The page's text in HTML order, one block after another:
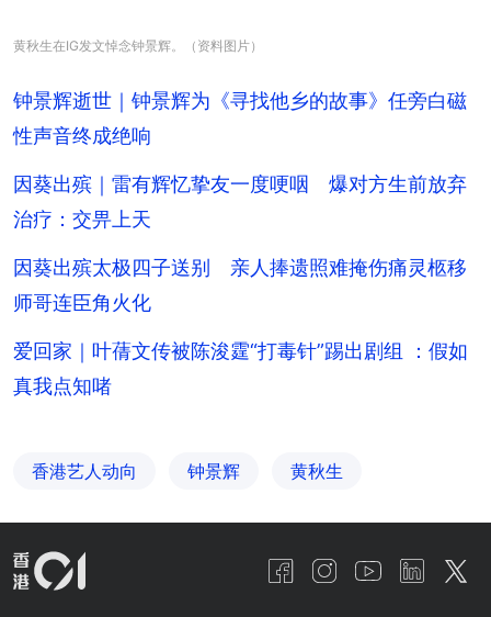
黄秋生在IG发文悼念钟景辉。（资料图片）
钟景辉逝世｜钟景辉为《寻找他乡的故事》任旁白磁
性声音终成绝响
因葵出殡｜雷有辉忆挚友一度哽咽 爆对方生前放弃
治疗：交畀上天
因葵出殡太极四子送别 亲人捧遗照难掩伤痛灵柩移
师哥连臣角火化
爱回家｜叶蒨文传被陈浚霆“打毒针”踢出剧组 ：假如
真我点知啫
香港艺人动向 钟景辉 黄秋生